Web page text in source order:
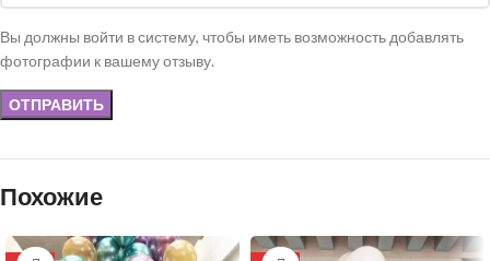
Вы должны войти в систему, чтобы иметь возможность добавлять
фотографии к вашему отзыву.
Похожие